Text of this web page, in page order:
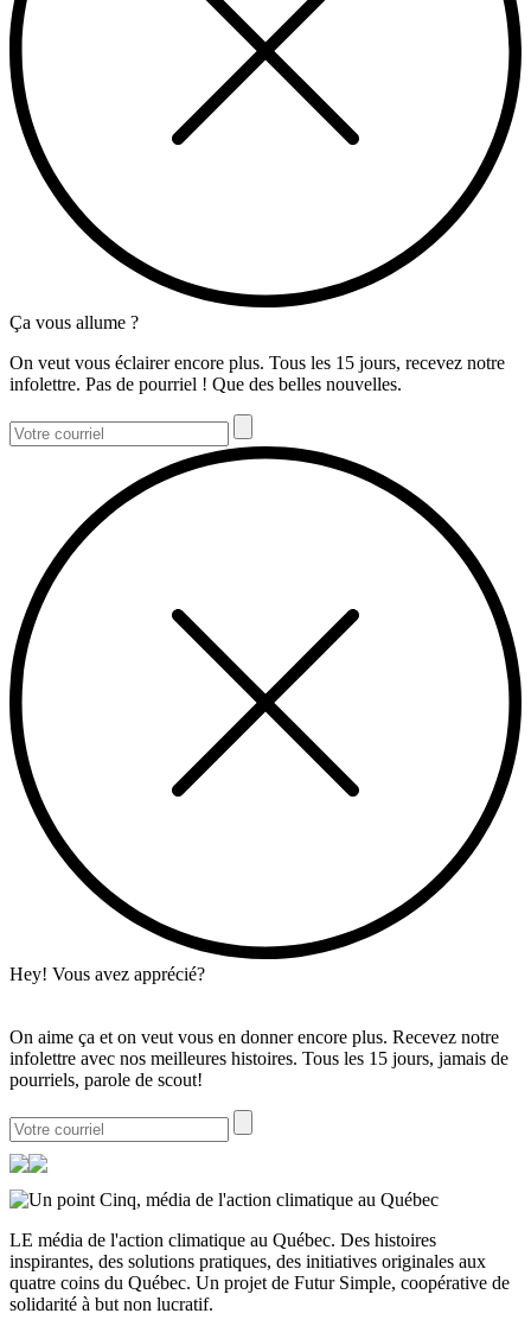
Ça vous allume ?
On veut vous éclairer encore plus. Tous les 15 jours, recevez notre
infolettre. Pas de pourriel ! Que des belles nouvelles.
Hey! Vous avez apprécié?
On aime ça et on veut vous en donner encore plus. Recevez notre
infolettre avec nos meilleures histoires. Tous les 15 jours, jamais de
pourriels, parole de scout!
LE média de l'action climatique au Québec. Des histoires
inspirantes, des solutions pratiques, des initiatives originales aux
quatre coins du Québec. Un projet de Futur Simple, coopérative de
solidarité à but non lucratif.